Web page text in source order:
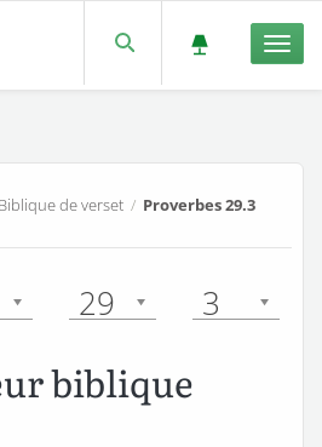
de verset/ Proverbes 29.3
29 3
biblique